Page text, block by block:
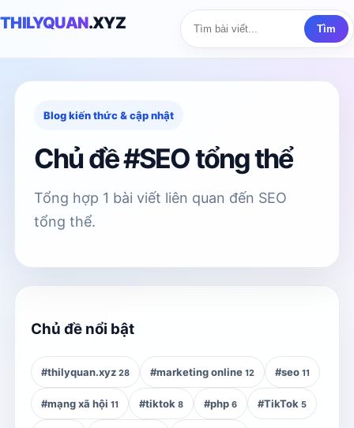
THILYQUAN.XYZ Tìm
Blog kiến thức & cập nhật
Chủ đề #SEO tổng thể
Tổng hợp 1 bài viết liên quan đến SEO
tổng thể.
Chủ đề nổi bật
#thilyquan.xyz 28 #marketing online 12 #seo 11
#mạng xã hội 11 #tiktok 8 #php 6 #TikTok 5